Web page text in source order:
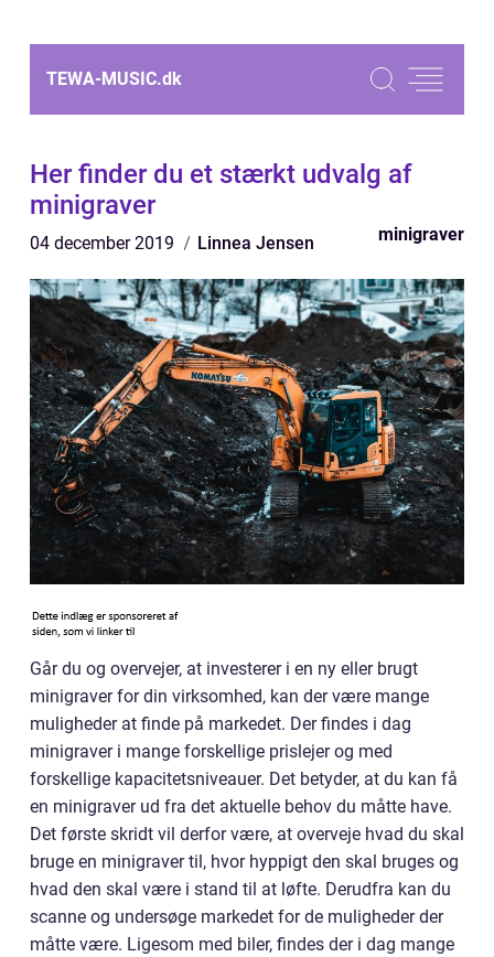
TEWA-MUSIC.dk
Her finder du et stærkt udvalg af
minigraver
04 december 2019 Linnea Jensen minigraver
Går du og overvejer, at investerer i en ny eller brugt
minigraver for din virksomhed, kan der være mange
muligheder at finde på markedet. Der findes i dag
minigraver i mange forskellige prislejer og med
forskellige kapacitetsniveauer. Det betyder, at du kan få
en minigraver ud fra det aktuelle behov du måtte have.
Det første skridt vil derfor være, at overveje hvad du skal
bruge en minigraver til, hvor hyppigt den skal bruges og
hvad den skal være i stand til at løfte. Derudfra kan du
scanne og undersøge markedet for de muligheder der
måtte være. Ligesom med biler, findes der i dag mange